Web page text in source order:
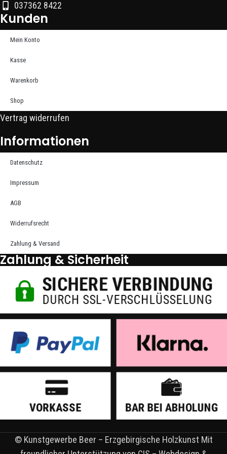
037362 8422
Kunden
Mein Konto
Kasse
Warenkorb
Shop
Vertrag widerrufen
Informationen
Datenschutz
Impressum
AGB
Widerrufsrecht
Zahlung & Versand
Zahlung & Sicherheit
© Kunstgewerbe Beer – Erzgebirgische Holzkunst Mit